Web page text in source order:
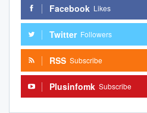
Facebook Likes
Twitter Followers
RSS Subscribe
Plusinfomk Subscribe